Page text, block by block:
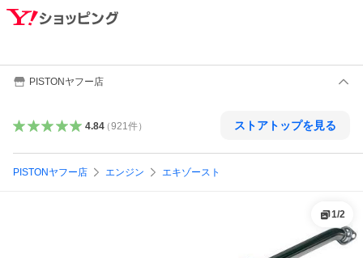
PISTONヤフー店
4.84（921件） ストアトップを見る
PISTONヤフー店 エンジン エキゾースト
1/2